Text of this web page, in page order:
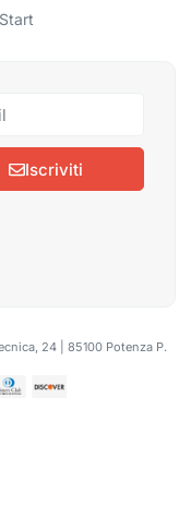
Iscriviti
24 | 85100 Potenza P.